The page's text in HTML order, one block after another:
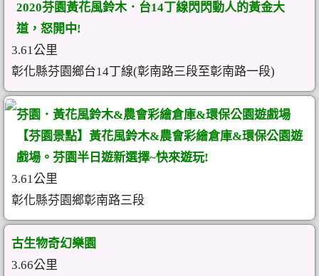
2020芬園黃花風鈴木．台14丁線閃閃動人的黃金大
道，怒開中!
3.61公里
彰化縣芬園鄉台14丁線(彰南路三段至彰南路一段)
芬園．黃花風鈴木&農會彩繪倉庫&環保公園遊戲場
【芬園景點】黃花風鈴木&農會彩繪倉庫&環保公園遊
戲場。芬園半日遊新選擇~快來遊玩!
3.61公里
彰化縣芬園鄉彰南路三段
古生物奇幻樂園
3.66公里